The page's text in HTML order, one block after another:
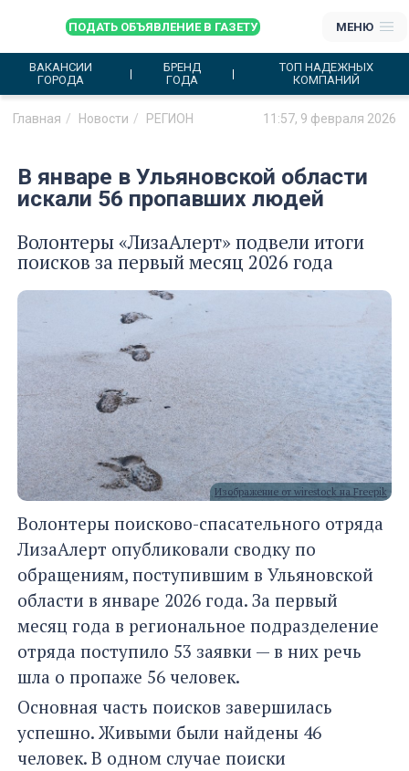
ПОДАТЬ ОБЪЯВЛЕНИЕ В ГАЗЕТУ МЕНЮ
ВАКАНСИИ
ГОРОДА
БРЕНД
ГОДА
ТОП НАДЕЖНЫХ
КОМПАНИЙ
Главная Новости РЕГИОН 11:57, 9 февраля 2026
В январе в Ульяновской области
искали 56 пропавших людей
Волонтеры «ЛизаАлерт» подвели итоги
поисков за первый месяц 2026 года
Изображение от wirestock на Freepik
Волонтеры поисково-спасательного отряда
ЛизаАлерт опубликовали сводку по
обращениям, поступившим в Ульяновской
области в январе 2026 года. За первый
месяц года в региональное подразделение
отряда поступило 53 заявки — в них речь
шла о пропаже 56 человек.
Основная часть поисков завершилась
успешно. Живыми были найдены 46
человек. В одном случае поиски